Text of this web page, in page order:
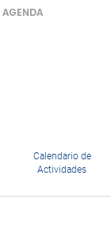
AGENDA
Calendario de
Actividades